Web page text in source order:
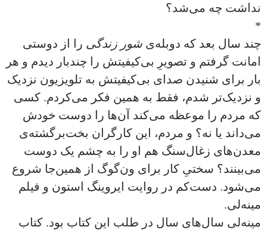
نداشت چه می‌شد؟
*
چند سال بعد که دوبله‌ی شور زندگی را از دوستی
امانت گرفتم و تصویرِ بی‌کیفیتش را چندبار دیدم و هر
بار برای شنیدن صدای بی‌کیفیتش به تلویزیون نزدیک‌
و نزدیک‌تر شدم، فقط به همین فکر می‌کردم. کسی
که مردم را موعظه می‌کند آن‌ها را دوست خودش
می‌داند یا نه؟ و مردم، این کارگران بخت‌برگشته‌ی
معدن‌‌های زغال‌سنگ هم او را به چشم یک دوست
می‌بینند؟ سختیِ کار برای ون‌گوگ از همین‌جا شروع
می‌شود. دست‌کم در روایت ایروینگ استون و فیلم
مینه‌لی.
مینه‌لی سال‌های سال‌ در طلب این کتاب بود. کتاب